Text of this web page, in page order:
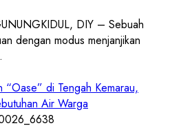
DIY – Sebuah
dengan modus menjanjikan
di Tengah Kemarau,
Air Warga